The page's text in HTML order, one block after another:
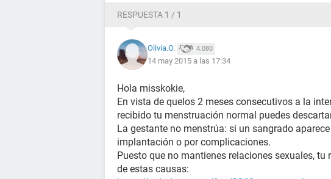
RESPUESTA 1 / 1
Olivia.O. 4.080
14 may 2015 a las 17:34
Hola misskokie,
En vista de quelos 2 meses consecutivos a la
recibido tu menstruación normal puedes
La gestante no menstrúa: si un sangrado
implantación o por complicaciones.
Puesto que no mantienes relaciones sexuales,
de estas causas: